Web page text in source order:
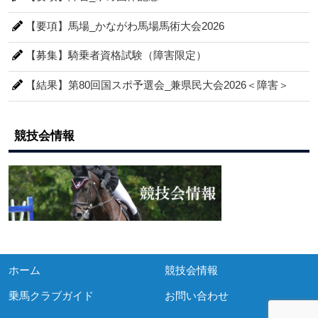
【要項】馬場_かながわ馬場馬術大会2026
【募集】騎乗者資格試験（障害限定）
【結果】第80回国スポ予選会_兼県民大会2026＜障害＞
競技会情報
ホーム 競技会情報
乗馬クラブガイド お問い合わせ